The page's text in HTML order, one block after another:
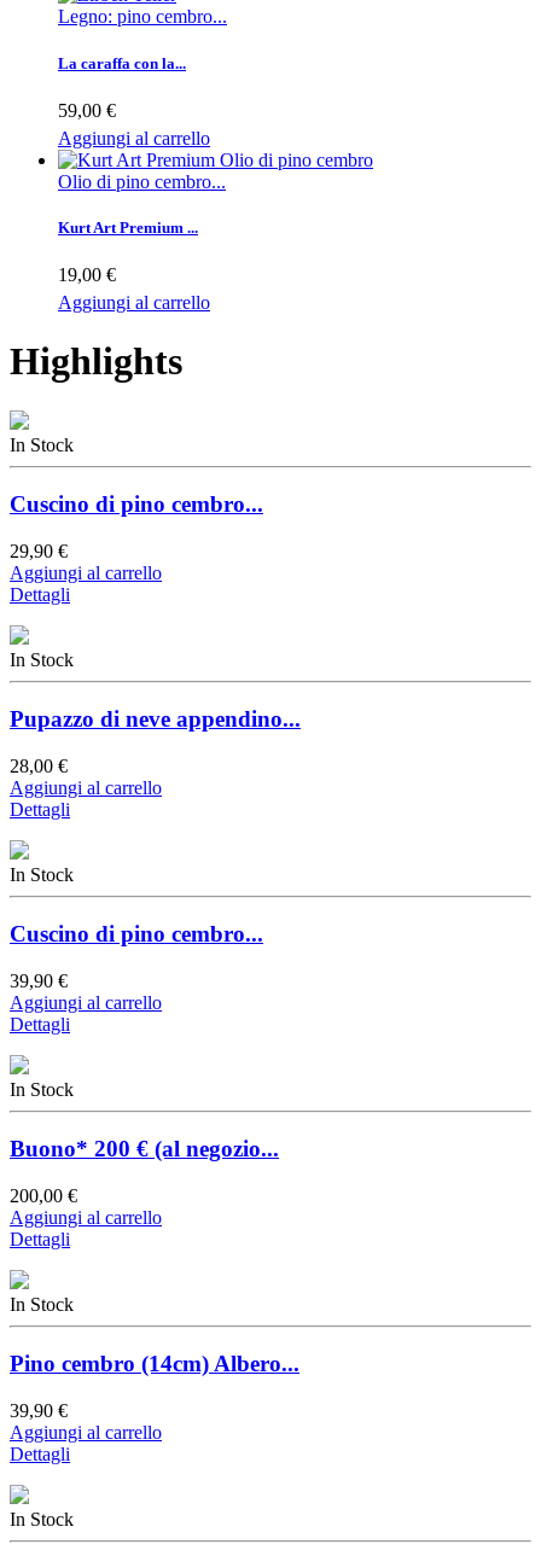
Legno: pino cembro...
La caraffa con la...
59,00 €
Aggiungi al carrello
Olio di pino cembro...
Kurt Art Premium ...
19,00 €
Aggiungi al carrello
Highlights
In Stock
Cuscino di pino cembro...
29,90 €
Aggiungi al carrello
Dettagli
In Stock
Pupazzo di neve appendino...
28,00 €
Aggiungi al carrello
Dettagli
In Stock
Cuscino di pino cembro...
39,90 €
Aggiungi al carrello
Dettagli
In Stock
Buono* 200 € (al negozio...
200,00 €
Aggiungi al carrello
Dettagli
In Stock
Pino cembro (14cm) Albero...
39,90 €
Aggiungi al carrello
Dettagli
In Stock